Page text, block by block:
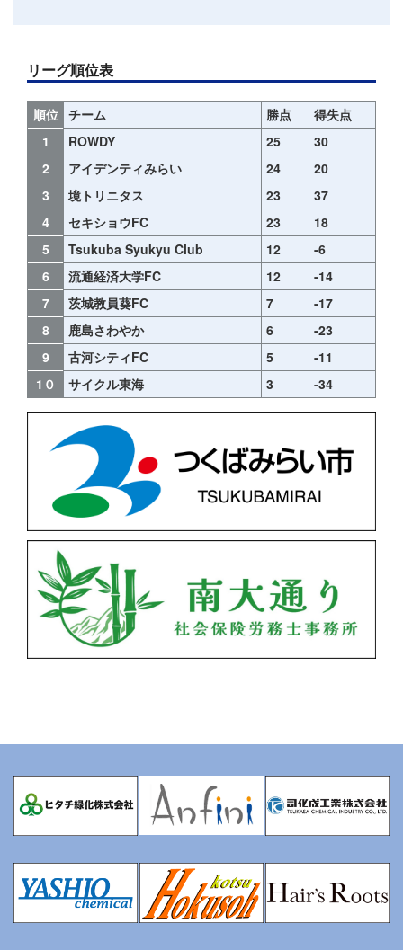
リーグ順位表
順位 チーム 勝点
得失点
1
ROWDY 25
30
2
アイデンティみらい 24
20
3
境トリニタス 23
37
4
セキショウFC 23
18
5
Tsukuba Syukyu Club 12
-6
6
流通経済大学FC 12
-14
7
茨城教員葵FC 7
-17
8
鹿島さわやか 6
-23
9
古河シティFC 5
-11
1０
サイクル東海 3 -34